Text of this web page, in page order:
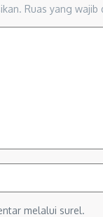
Ruas yang wajib
melalui surel.